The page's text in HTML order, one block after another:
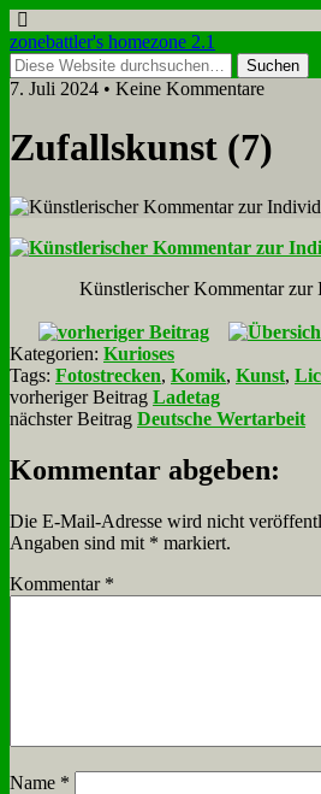
zonebattler's homezone 2.1
7. Juli 2024 • Keine Kommentare
Zu­falls­kunst (7)
Künst­le­ri­scher Kom­men­tar
Kategorien: Kurioses
Tags: Fotostrecken, Komik, Kunst,
vorheriger Beitrag Ladetag
nächster Beitrag Deutsche Wertarbeit
Kommentar abgeben:
Die E-Mail-Adresse wird nicht
Angaben sind mit * markiert.
Kommentar *
Name *